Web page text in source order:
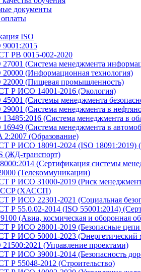
документы
ISO
9001:2015
РВ 0015-002-2020
27001 (Система менеджмента
20000 (Информационная технология)
22000 (Пищевая промышленность)
Р ИСО 14001-2016 (Экология)
45001 (Системы менеджмента
29001 (Система менеджмента в
13485:2016 (Система менеджмента в
16949 (Система менеджмента в
2:2007 (Образование)
Р ИСО 18091-2024 (ISO 18091:2019)
(ЖД-транспорт)
(Сертификация системы
(Телекоммуникации)
Р ИСО 31000-2019 (Риск
(ХАССП)
Р ИСО 22301-2021 (Социальная
Р 55.0.02-2014 (ISO 55001:2014)
(Авиа, космическая и оборонная
Р ИСО 28001-2019 (Безопасные цепи
Р ИСО 50001-2023 (Энергетический
21500:2021 (Управление проектами)
Р ИСО 39001-2014 (Безопасность
Р 55048-2012 (Строительство)